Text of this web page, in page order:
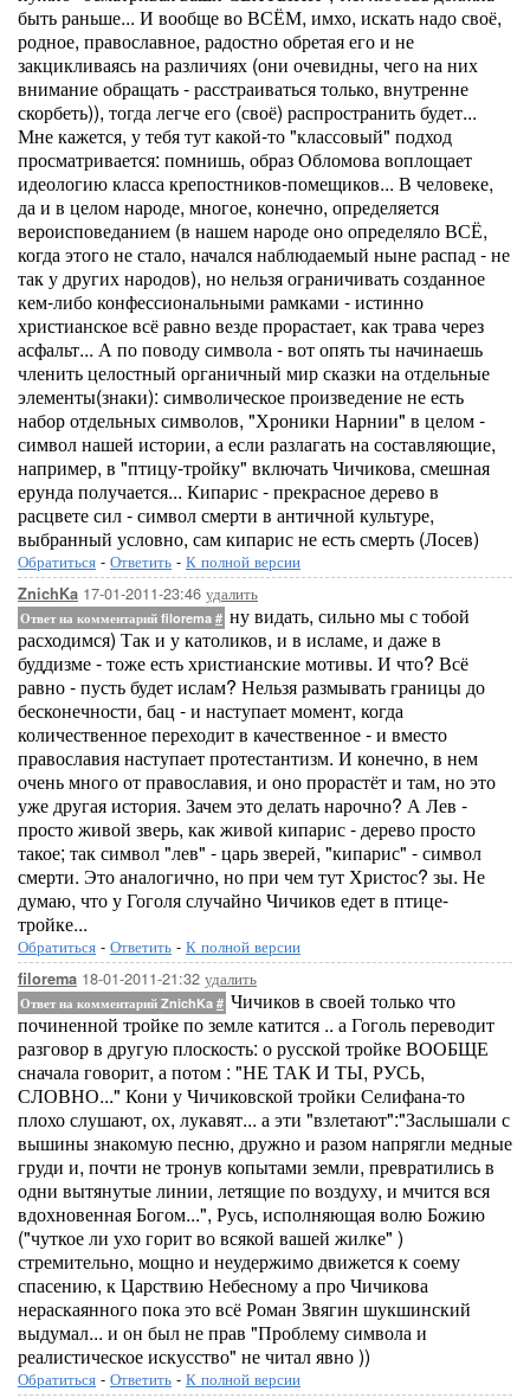
быть раньше... И вообще во ВСЁМ, имхо, искать надо своё,
родное, православное, радостно обретая его и не
закцикливаясь на различиях (они очевидны, чего на них
внимание обращать - расстраиваться только, внутренне
скорбеть)), тогда легче его (своё) распространить будет...
Мне кажется, у тебя тут какой-то "классовый" подход
просматривается: помнишь, образ Обломова воплощает
идеологию класса крепостников-помещиков... В человеке,
да и в целом народе, многое, конечно, определяется
вероисповеданием (в нашем народе оно определяло ВСЁ,
когда этого не стало, начался наблюдаемый ныне распад - не
так у других народов), но нельзя ограничивать созданное
кем-либо конфессиональными рамками - истинно
христианское всё равно везде прорастает, как трава через
асфальт... А по поводу символа - вот опять ты начинаешь
членить целостный органичный мир сказки на отдельные
элементы(знаки): символическое произведение не есть
набор отдельных символов, "Хроники Нарнии" в целом -
символ нашей истории, а если разлагать на составляющие,
например, в "птицу-тройку" включать Чичикова, смешная
ерунда получается... Кипарис - прекрасное дерево в
расцвете сил - символ смерти в античной культуре,
выбранный условно, сам кипарис не есть смерть (Лосев)
Обратиться - Ответить - К полной версии
ZnichKa 17-01-2011-23:46 удалить
Ответ на комментарий filorema # ну видать, сильно мы с тобой
расходимся) Так и у католиков, и в исламе, и даже в
буддизме - тоже есть христианские мотивы. И что? Всё
равно - пусть будет ислам? Нельзя размывать границы до
бесконечности, бац - и наступает момент, когда
количественное переходит в качественное - и вместо
православия наступает протестантизм. И конечно, в нем
очень много от православия, и оно прорастёт и там, но это
уже другая история. Зачем это делать нарочно? А Лев -
просто живой зверь, как живой кипарис - дерево просто
такое; так символ "лев" - царь зверей, "кипарис" - символ
смерти. Это аналогично, но при чем тут Христос? зы. Не
думаю, что у Гоголя случайно Чичиков едет в птице-
тройке...
Обратиться - Ответить - К полной версии
filorema 18-01-2011-21:32 удалить
Ответ на комментарий ZnichKa # Чичиков в своей только что
починенной тройке по земле катится .. а Гоголь переводит
разговор в другую плоскость: о русской тройке ВООБЩЕ
сначала говорит, а потом : "НЕ ТАК И ТЫ, РУСЬ,
СЛОВНО..." Кони у Чичиковской тройки Селифана-то
плохо слушают, ох, лукавят... а эти "взлетают":"Заслышали с
вышины знакомую песню, дружно и разом напрягли медные
груди и, почти не тронув копытами земли, превратились в
одни вытянутые линии, летящие по воздуху, и мчится вся
вдохновенная Богом...", Русь, исполняющая волю Божию
("чуткое ли ухо горит во всякой вашей жилке" )
стремительно, мощно и неудержимо движется к соему
спасению, к Царствию Небесному а про Чичикова
нераскаянного пока это всё Роман Звягин шукшинский
выдумал... и он был не прав "Проблему символа и
реалистическое искусство" не читал явно ))
Обратиться - Ответить - К полной версии